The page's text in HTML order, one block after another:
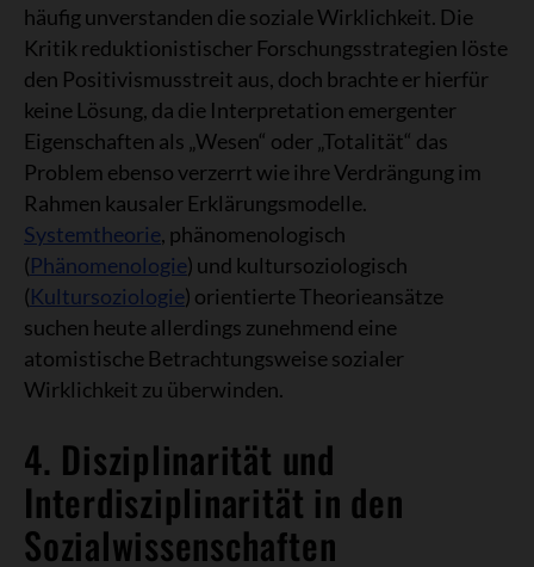
häufig unverstanden die soziale Wirklichkeit. Die
Kritik reduktionistischer Forschungsstrategien löste
den Positivismusstreit aus, doch brachte er hierfür
keine Lösung, da die Interpretation emergenter
Eigenschaften als „Wesen“ oder „Totalität“ das
Problem ebenso verzerrt wie ihre Verdrängung im
Rahmen kausaler Erklärungsmodelle.
Systemtheorie, phänomenologisch
(Phänomenologie) und kultursoziologisch
(Kultursoziologie) orientierte Theorieansätze
suchen heute allerdings zunehmend eine
atomistische Betrachtungsweise sozialer
Wirklichkeit zu überwinden.
4. Disziplinarität und
Interdisziplinarität in den
Sozialwissenschaften